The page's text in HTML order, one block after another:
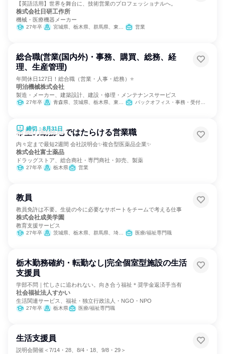
【英語活用】世界を舞台に、技術営業のプロフェッショナルへ。
株式会社日研工作所
機械・医療機器メーカー
27年卒 宮城県、栃木県、群馬県、東京都、神奈川県、新潟県、石川県、長野県、静岡県、愛知県、大阪府、奈良県、岡山県、広島県、福岡県 営業
総合職(営業(国内外)・事務、購買、総務、経
理、生産管理)
年間休日127日！総合職（営業・人事・総務）⭐
明治機械株式会社
製造・メーカー、建築設計、建設・修理・メンテナンスサービス
27年卒 青森県、茨城県、栃木県、東京都、長野県、福岡県 バックオフィス・事務・受付、営業、SCM/生産管理/購買/物流、人事、総務
締切：8月31日
希望の勤務地ではたらける営業職
内々定まで最短2週間 会社説明会✨複合型医薬品企業✨
株式会社富士薬品
ドラッグストア、総合商社・専門商社・卸売、製薬
27年卒 栃木県 営業
教員
教員免許は不要。生徒の今に必要なサポートをチームで考える仕事
株式会社成美学園
教育支援サービス
27年卒 茨城県、栃木県、群馬県、埼玉県、千葉県、神奈川県 医療/福祉専門職
栃木勤務確約・転勤なし|完全個室型施設の生活
支援員
学部不問｜忙しさに追われない。向き合う福祉＊奨学金返済手当有
社会福祉法人すかい
生活関連サービス、福祉・独立行政法人・NGO・NPO
27年卒 栃木県 医療/福祉専門職
生活支援員
説明会開催＜7/14・28、8/4・18、9/8・29＞